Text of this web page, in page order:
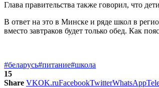
Глава правительства также говорил, что
В ответ на это в Минске и ряде школ в
вместо завтраков будет только обед. Как
#беларусь#питание#школа
15
Share VKOK.ruFacebookTwitterWhatsApp